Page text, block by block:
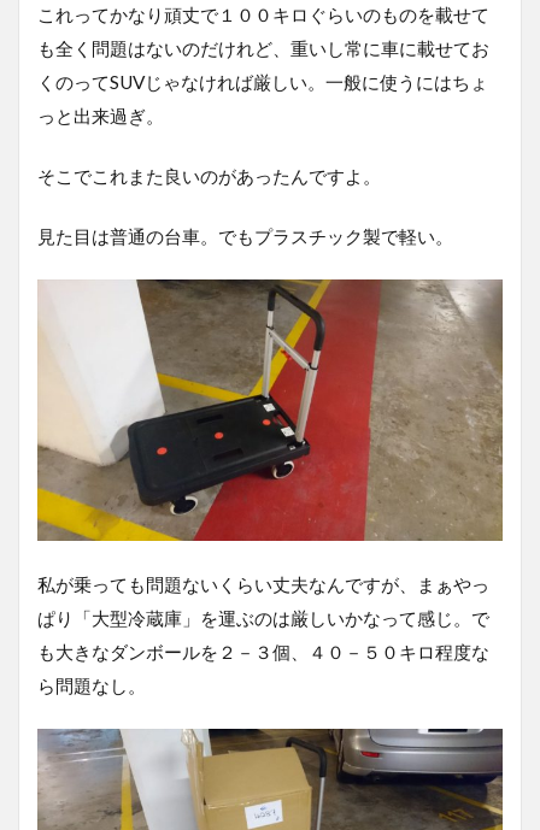
これってかなり頑丈で１００キロぐらいのものを載せて
も全く問題はないのだけれど、重いし常に車に載せてお
くのってSUVじゃなければ厳しい。一般に使うにはちょ
っと出来過ぎ。
そこでこれまた良いのがあったんですよ。
見た目は普通の台車。でもプラスチック製で軽い。
私が乗っても問題ないくらい丈夫なんですが、まぁやっ
ぱり「大型冷蔵庫」を運ぶのは厳しいかなって感じ。で
も大きなダンボールを２－３個、４０－５０キロ程度な
ら問題なし。